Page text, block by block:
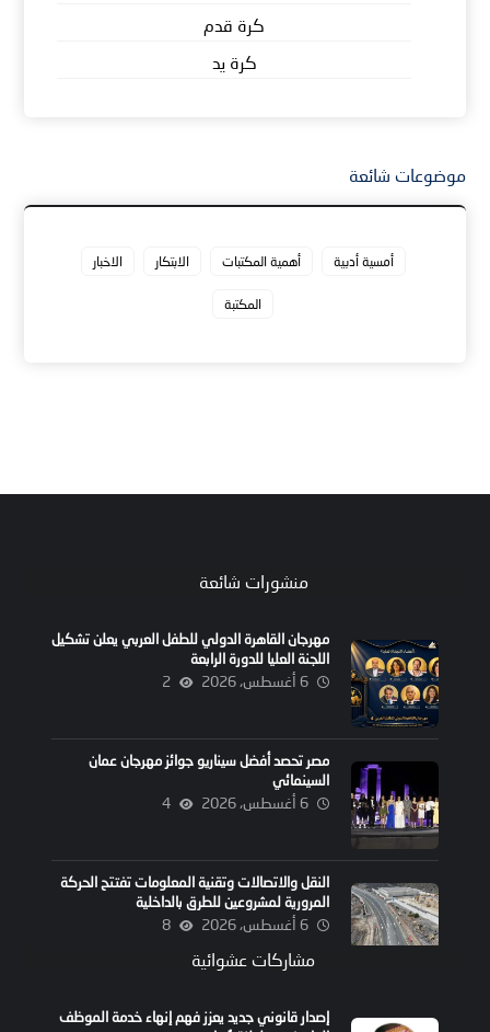
كرة قدم
كرة يد
موضوعات شائعة
أمسية أدبية أهمية المكتبات الابتكار الاخبار
المكتبة
منشورات شائعة
مهرجان القاهرة الدولي للطفل العربي يعلن تشكيل
اللجنة العليا للدورة الرابعة
6 أغسطس، 2026 2
مصر تحصد أفضل سيناريو جوائز مهرجان عمان
السينمائي
6 أغسطس، 2026 4
النقل والاتصالات وتقنية المعلومات تفتتح الحركة
المرورية لمشروعين للطرق بالداخلية
6 أغسطس، 2026 8
مشاركات عشوائية
إصدار قانوني جديد يعزز فهم إنهاء خدمة الموظف